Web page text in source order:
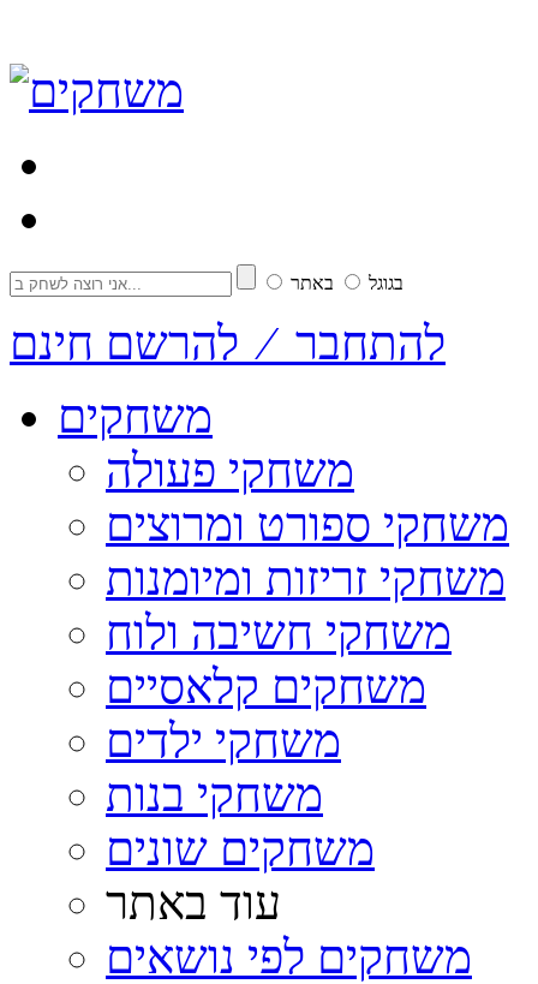
בגוגל באתר
להתחבר ⁄ להרשם חינם
משחקים
משחקי פעולה
משחקי ספורט ומרוצים
משחקי זריזות ומיומנות
משחקי חשיבה ולוח
משחקים קלאסיים
משחקי ילדים
משחקי בנות
משחקים שונים
עוד באתר
משחקים לפי נושאים